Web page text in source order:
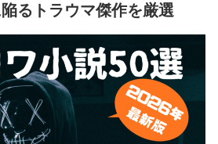
るトラウマ傑作を厳選